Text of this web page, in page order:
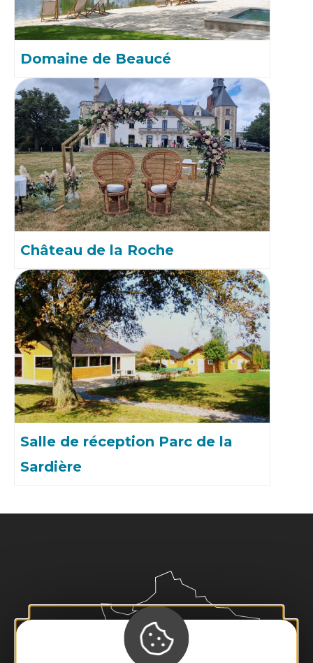
Domaine de Beaucé
Château de la Roche
Salle de réception Parc de la
Sardière